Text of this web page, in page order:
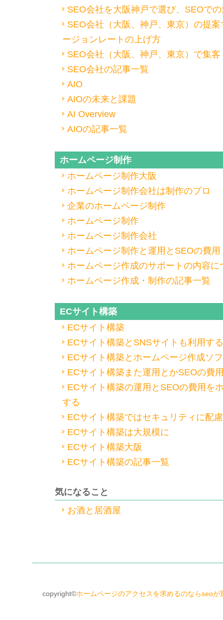
SEO会社を大阪神戸で選び、SEOで
SEO会社（大阪、神戸、東京）の提
ージョンレートの上げ方
SEO会社（大阪、神戸、東京）で集客
SEO会社の記事一覧
AIO
AIOの未来と課題
AI Overview
AIOの記事一覧
ホームページ制作
ホームページ制作大阪
ホームページ制作会社は制作のプロ
企業のホームページ制作
ホームページ制作
ホームページ制作会社
ホームページ制作と運用とSEOの費用
ホームページ作成のサポートの内容に
ホームページ作成・制作の記事一覧
ECサイト構築
ECサイト構築
ECサイト構築とSNSサイトも利用す
ECサイト構築とホームページ作成ソ
ECサイト構築また運用とかSEOの費
ECサイト構築の運用とSEOの費用を
する
ECサイト構築ではセキュリティに配慮
ECサイト構築は大規模に
ECサイト構築大阪
ECサイト構築の記事一覧
気になること
お酒と居酒屋
copyright©ホームページのアクセスを求めるのならseo